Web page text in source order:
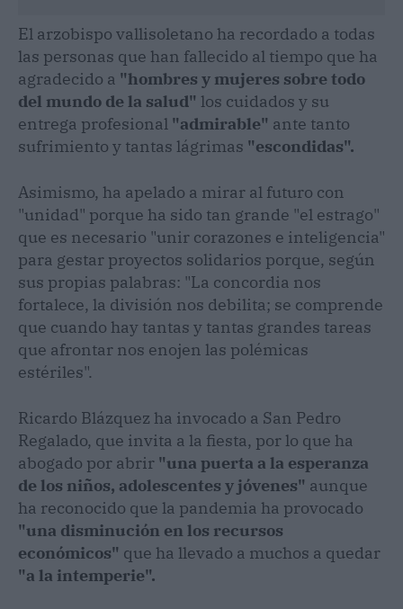
El arzobispo vallisoletano ha recordado a todas
las personas que han fallecido al tiempo que ha
agradecido a "hombres y mujeres sobre todo
del mundo de la salud" los cuidados y su
entrega profesional "admirable" ante tanto
sufrimiento y tantas lágrimas "escondidas".
Asimismo, ha apelado a mirar al futuro con
"unidad" porque ha sido tan grande "el estrago"
que es necesario "unir corazones e inteligencia"
para gestar proyectos solidarios porque, según
sus propias palabras: "La concordia nos
fortalece, la división nos debilita; se comprende
que cuando hay tantas y tantas grandes tareas
que afrontar nos enojen las polémicas
estériles".
Ricardo Blázquez ha invocado a San Pedro
Regalado, que invita a la fiesta, por lo que ha
abogado por abrir "una puerta a la esperanza
de los niños, adolescentes y jóvenes" aunque
ha reconocido que la pandemia ha provocado
"una disminución en los recursos
económicos" que ha llevado a muchos a quedar
"a la intemperie".